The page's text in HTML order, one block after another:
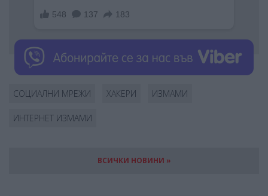
СОЦИАЛНИ МРЕЖИ ХАКЕРИ ИЗМАМИ
ИНТЕРНЕТ ИЗМАМИ
ВСИЧКИ НОВИНИ »